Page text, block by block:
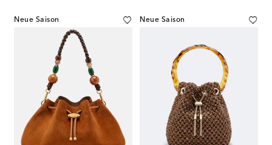
Neue Saison Neue Saison